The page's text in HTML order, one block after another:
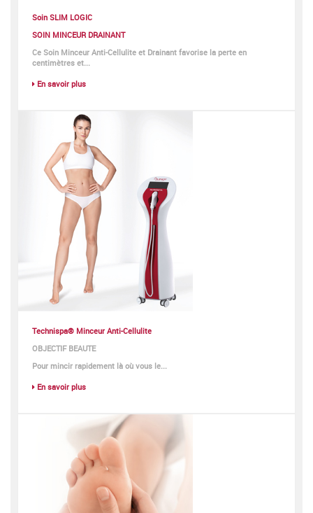
Soin SLIM LOGIC
SOIN MINCEUR DRAINANT
Ce Soin Minceur Anti-Cellulite et Drainant favorise la perte en
centimètres et...
En savoir plus
Technispa® Minceur Anti-Cellulite
OBJECTIF BEAUTE
Pour mincir rapidement là où vous le...
En savoir plus